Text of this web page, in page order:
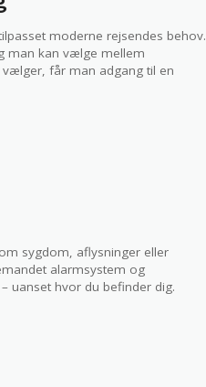
moderne rejsendes behov.
man kan vælge mellem
får man adgang til en
sygdom, aflysninger eller
alarmsystem og
uanset hvor du befinder dig.